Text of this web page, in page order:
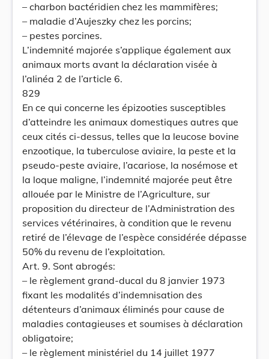
– charbon bactéridien chez les mammifères;
– maladie d’Aujeszky chez les porcins;
– pestes porcines.
L’indemnité majorée s’applique également aux
animaux morts avant la déclaration visée à
l’alinéa 2 de l’article 6.
829
En ce qui concerne les épizooties susceptibles
d’atteindre les animaux domestiques autres que
ceux cités ci-dessus, telles que la leucose bovine
enzootique, la tuberculose aviaire, la peste et la
pseudo-peste aviaire, l’acariose, la nosémose et
la loque maligne, l’indemnité majorée peut être
allouée par le Ministre de l’Agriculture, sur
proposition du directeur de l’Administration des
services vétérinaires, à condition que le revenu
retiré de l’élevage de l’espèce considérée dépasse
50% du revenu de l’exploitation.
Art. 9. Sont abrogés:
– le règlement grand-ducal du 8 janvier 1973
fixant les modalités d’indemnisation des
détenteurs d’animaux éliminés pour cause de
maladies contagieuses et soumises à déclaration
obligatoire;
– le règlement ministériel du 14 juillet 1977